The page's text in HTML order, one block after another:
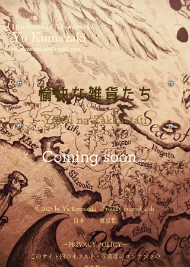
Illustrator /Adventurer
​Yu Kumazaki
yu.kumazaki.art@gmail.com
愉快な雑貨たち
Yukai na Zakka-tati
​Coming soon...
© 2025 by Yu Kumazaki Proudly created with
日本 / 東京都
ーPRIVACY POLICYー
このサイト内のイラスト・写真等のコンテンツの